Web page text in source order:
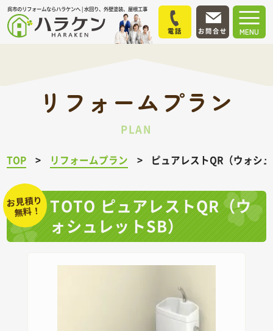
呉市のリフォームならハラケンへ | 水回り、外壁塗装、屋根工事
MENU
電話 お問合せ
リフォームプラン
PLAN
TOP リフォームプラン ピュアレストQR（ウォシ
お見積り
無料！
TOTO ピュアレストQR（ウ
ォシュレットSB）